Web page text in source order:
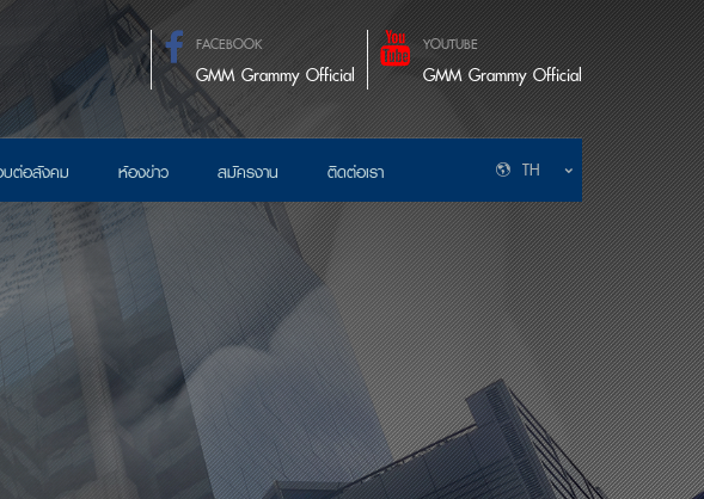
FACEBOOK
GMM Grammy Official
YOUTUBE
GMM Grammy Official
ต่อสังคม ห้องข่าว สมัครงาน ติดต่อเรา TH